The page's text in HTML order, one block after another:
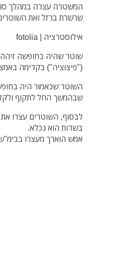
המשטרה עצרה במהלך
שרשרת ברזל ואת
אילוסטרציה | fotolia
שוטר שהיה בחופשה
("פיצוציה") בקדימה
השוטר שכאמור היה
שבהמשך החל לתקוף
בשדות הוא נכלא.
אמש הוארך מעצרו